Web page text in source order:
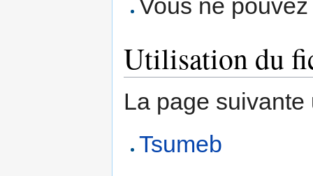
Vous ne
Utilisation du
La page
Tsumeb